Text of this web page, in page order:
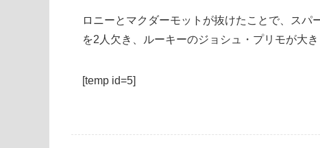
ロニーとマクダーモットが抜けたことで、ス
を2人欠き、ルーキーのジョシュ・プリモが大
[temp id=5]